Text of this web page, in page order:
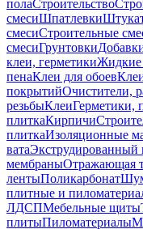
полаСтроительство
смесиШпатлевки
смесиСтроительные
смесиГрунтовки
клеи, герметикиЖидкие
пенаКлеи для обоев
покрытийОчистители,
резьбыКлеиГерметики,
плиткаКирпичи
плиткаИзоляционные
ватаЭкструдированный
мембраныОтражающая
лентыПоликарбонат
плитные и
ЛДСПМебельные щиты
плитыПиломатериалы